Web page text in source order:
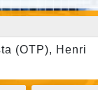
(OTP), Henri